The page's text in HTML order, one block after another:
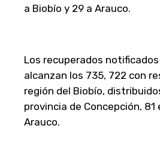
a Biobío y 29 a Arauco.
Los recuperados
alcanzan los 735, 722 con
región del Biobío,
provincia de Concepción, 81
Arauco.